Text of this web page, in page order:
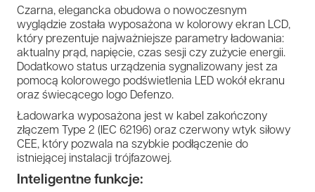
Czarna, elegancka obudowa o nowoczesnym
wyglądzie została wyposażona w kolorowy ekran LCD,
który prezentuje najważniejsze parametry ładowania:
aktualny prąd, napięcie, czas sesji czy zużycie energii.
Dodatkowo status urządzenia sygnalizowany jest za
pomocą kolorowego podświetlenia LED wokół ekranu
oraz świecącego logo Defenzo.
Ładowarka wyposażona jest w kabel zakończony
złączem Type 2 (IEC 62196) oraz czerwony wtyk siłowy
CEE, który pozwala na szybkie podłączenie do
istniejącej instalacji trójfazowej.
Inteligentne funkcje: